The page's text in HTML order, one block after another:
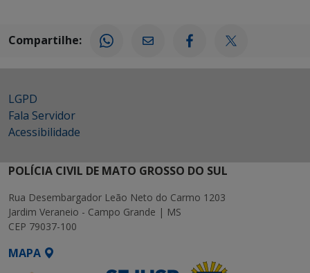
Compartilhe:
LGPD
Fala Servidor
Acessibilidade
POLÍCIA CIVIL DE MATO GROSSO DO SUL
Rua Desembargador Leão Neto do Carmo 1203
Jardim Veraneio - Campo Grande | MS
CEP 79037-100
MAPA